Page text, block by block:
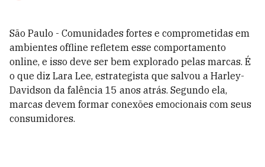
São Paulo - Comunidades fortes e comprometidas em
ambientes offline refletem esse comportamento
online, e isso deve ser bem explorado pelas marcas. É
o que diz Lara Lee, estrategista que salvou a Harley-
Davidson da falência 15 anos atrás. Segundo ela,
marcas devem formar conexões emocionais com seus
consumidores.